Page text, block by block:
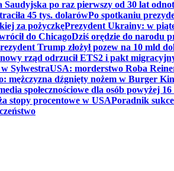
Saudyjska po raz pierwszy od 30 lat
45 tys. dolarówPo spotkaniu
za pożyczkęPrezydent Ukrainy: w
do ChicagoDziś orędzie do narodu
Trump złożył pozew na 10 mld
rząd odrzucił ETS2 i pakt
SylwestraUSA: morderstwo Roba
mężczyzna dźgnięty nożem w Burger
społecznościowe dla osób powyżej
stopy procentowe w USAPoradnik